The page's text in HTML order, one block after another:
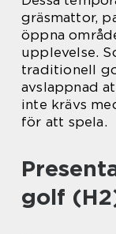
gräsmattor,
öppna
upplevelse.
traditionell
avslappnad
inte krävs
för att spela.
golf